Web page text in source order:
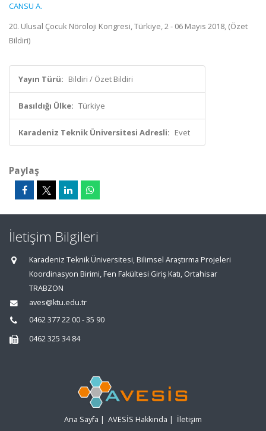
CANSU A.
20. Ulusal Çocuk Nöroloji Kongresi, Türkiye, 2 - 06 Mayıs 2018, (Özet
Bildiri)
Yayın Türü: Bildiri / Özet Bildiri
Basıldığı Ülke: Türkiye
Karadeniz Teknik Üniversitesi Adresli: Evet
Paylaş
İletişim Bilgileri
Karadeniz Teknik Üniversitesi, Bilimsel Araştırma Projeleri
Koordinasyon Birimi, Fen Fakültesi Giriş Katı, Ortahisar
TRABZON
aves@ktu.edu.tr
0462 377 22 00 - 35 90
0462 325 34 84
Ana Sayfa | AVESİS Hakkında | İletişim